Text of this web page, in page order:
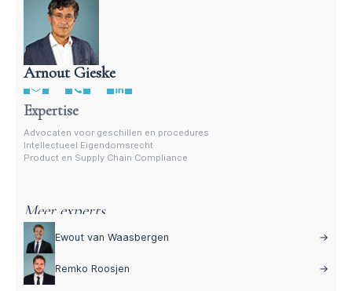
Arnout Gieske
Advocaat intellectueel eigensdomsrecht
Expertise
Advocaten voor geschillen en procedures
Intellectueel Eigendomsrecht
Product en Supply Chain Compliance
Meer experts
Ewout van Waasbergen →
Remko Roosjen →